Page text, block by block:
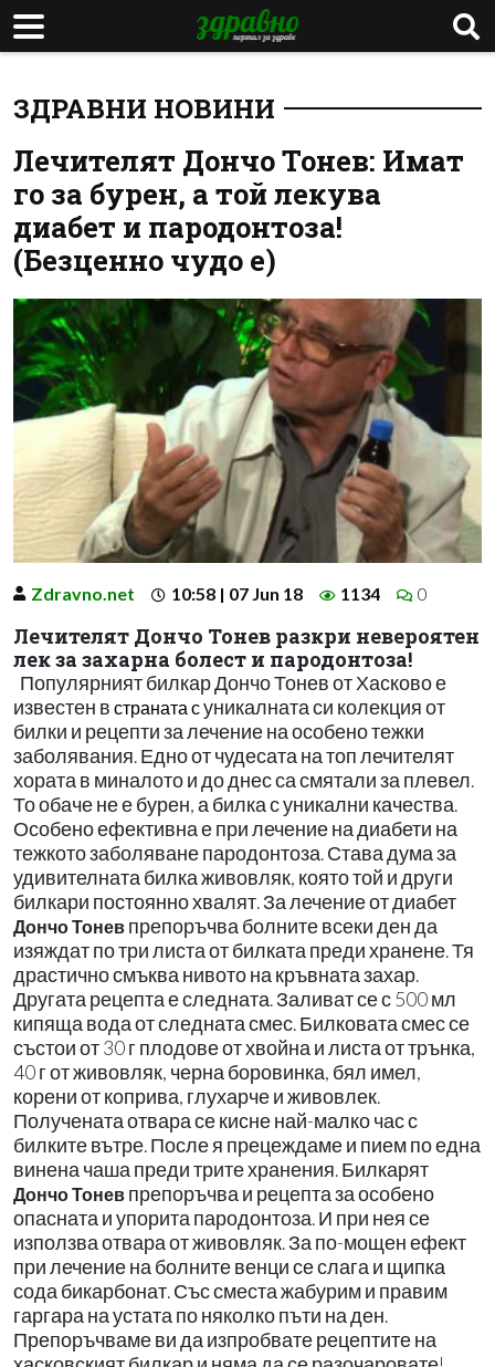
ЗДРАВНИ НОВИНИ
Лечителят Дончо Тонев: Имат
го за бурен, а той лекува
диабет и пародонтоза!
(Безценно чудо е)
Zdravno.net 10:58 | 07 Jun 18 1134 0
Лечителят Дончо Тонев разкри невероятен
лек за захарна болест и пародонтоза!
Популярният билкар Дончо Тонев от Хасково е
известен в страната суникалната си колекция от
билки и рецепти за лечение на особено тежки
заболявания. Едно от чудесата на топ лечителят
хората в миналото и до днес са смятали за плевел.
То обаче не е бурен, а билка с уникални качества.
Особено ефективна е при лечение на диабети на
тежкото заболяване пародонтоза. Става дума за
удивителната билка живовляк, която той и други
билкари постоянно хвалят. За лечение от диабет
Дончо Тонев препоръчва болните всеки ден да
изяждат по три листа от билката преди хранене. Тя
драстично смъква нивото на кръвната захар.
Другата рецепта е следната. Заливат се с 500 мл
кипяща вода от следната смес. Билковата смес се
състои от 30 г плодове от хвойна и листа от трънка,
40 г от живовляк, черна боровинка, бял имел,
корени от коприва, глухарче и живовлек.
Получената отвара се кисне най-малко час с
билките вътре. После я прецеждаме и пием по една
винена чаша преди трите хранения. Билкарят
Дончо Тонев препоръчва и рецепта за особено
опасната и упорита пародонтоза. И при нея се
използва отвара от живовляк. За по-мощен ефект
при лечение на болните венци се слага и щипка
сода бикарбонат. Със сместа жабурим и правим
гаргара на устата по няколко пъти на ден.
Препоръчваме ви да изпробвате рецептите на